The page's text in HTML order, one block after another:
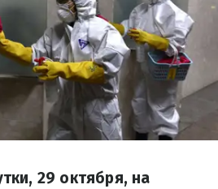
29 октября, на